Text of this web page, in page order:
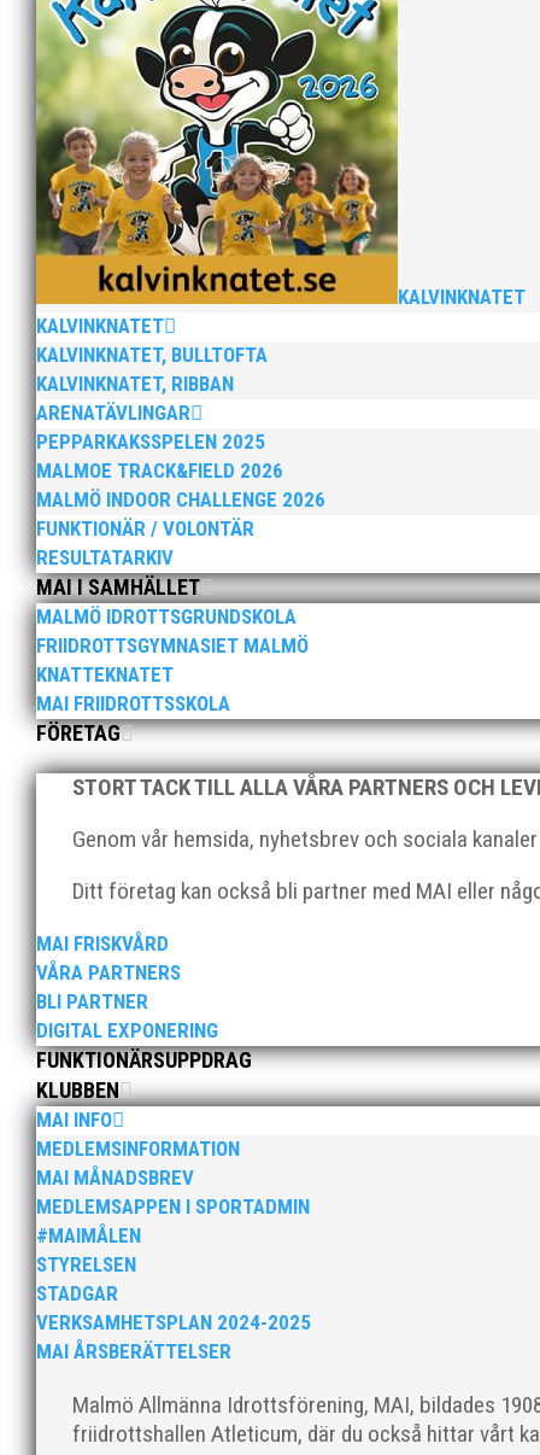
KALVINKNATET
KALVINKNATET
KALVINKNATET, BULLTOFTA
KALVINKNATET, RIBBAN
ARENATÄVLINGAR
PEPPARKAKSSPELEN 2025
MALMOE TRACK&FIELD 2026
MALMÖ INDOOR CHALLENGE 2026
FUNKTIONÄR / VOLONTÄR
RESULTATARKIV
MAI I SAMHÄLLET
MALMÖ IDROTTSGRUNDSKOLA
FRIIDROTTSGYMNASIET MALMÖ
KNATTEKNATET
MAI FRIIDROTTSSKOLA
FÖRETAG
STORT TACK TILL ALLA VÅRA PARTNERS OCH
Genom vår hemsida, nyhetsbrev och sociala
Ditt företag kan också bli partner med MAI eller
MAI FRISKVÅRD
VÅRA PARTNERS
BLI PARTNER
DIGITAL EXPONERING
FUNKTIONÄRSUPPDRAG
KLUBBEN
MAI INFO
MEDLEMSINFORMATION
MAI MÅNADSBREV
MEDLEMSAPPEN I SPORTADMIN
#MAIMÅLEN
STYRELSEN
STADGAR
VERKSAMHETSPLAN 2024-2025
MAI ÅRSBERÄTTELSER
Malmö Allmänna Idrottsförening, MAI, bildades
friidrottshallen Atleticum, där du också hittar vårt
Nu är hösten här och för oss MAI:re
från mig som ordförande i vår anrika
MAI Klubbkväll 8 okt – MAI bjöd in alla
Sprinterdrottningen Julia Henriksson vann
Tjejerna endast en poäng från medalj! Läs